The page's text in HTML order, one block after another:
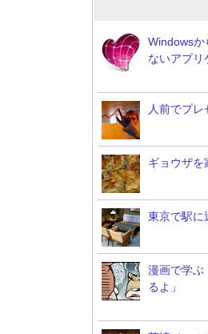
Windowsか
ないアプリ
人前でプ
ギョウザを
東京で駅に
漫画で学ぶ
るよ」